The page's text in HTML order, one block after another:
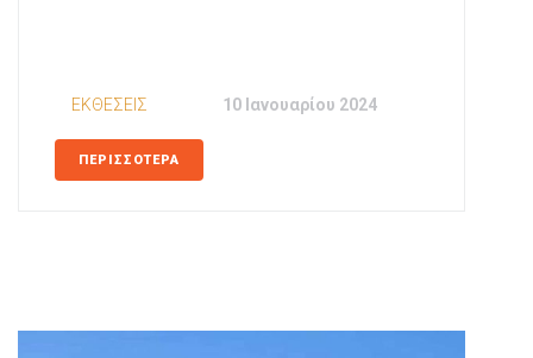
ΕΚΘΕΣΕΙΣ 10 Ιανουαρίου 2024
ΠΕΡΙΣΣΟΤΕΡΑ